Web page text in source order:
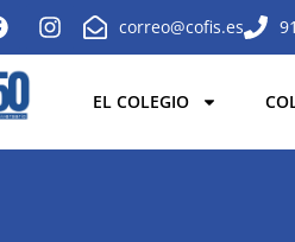
correo@cofis.es
EL COLEGIO